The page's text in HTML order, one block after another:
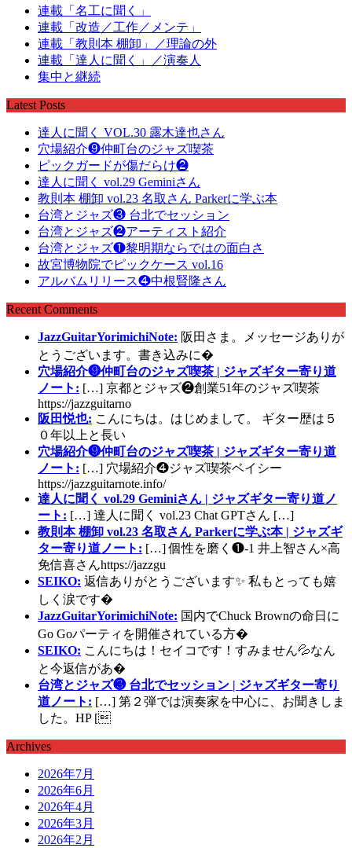
連載「名工に聞く」
連載「改造／工作／メンテ」
連載「教則本 棚卸」／理論の外
連載「達人に聞く」／演奏人
集中と継続
Latest Posts
達人に聞く VOL.30 露木達也さん
穴場紹介❾仲町台のジャズ喫茶
ピックガードが傷だらけ❷
達人に聞く vol.29 Geminiさん
教則本 棚卸 vol.23 名取さん Parkerに学ぶ本
台湾とジャズ❸ 台北でセッション
台湾とジャズ❷アーティスト紹介
台湾とジャズ❶黎明期ならではの面白さ
故宮博物院でピックケース vol.16
アルバムリリース❹中根賢隆さん
Recent Comments
JazzGuitarYorimichiNote: 阪田さま。メッセージありが
とうございます。書き込みに�
穴場紹介❾仲町台のジャズ喫茶 | ジャズギター寄り道
ノート: […] 京都とジャズ❷創業51年のジャズ喫茶
https://jazzguitarno
阪田悦也: こんにちは。はじめまして。 ギター歴は５
０年以上と長い
穴場紹介❾仲町台のジャズ喫茶 | ジャズギター寄り道
ノート: […] 穴場紹介❹ジャズ喫茶ベイシー
https://jazzguitarnote.info/
達人に聞く vol.29 Geminiさん | ジャズギター寄り道ノ
ート: […] 達人に聞く vol.23 Chat GPTさん […]
教則本 棚卸 vol.23 名取さん Parkerに学ぶ本 | ジャズギ
ター寄り道ノート: […] 個性を磨く❶-1 井上智さん×高
免信喜さんhttps://jazzgu
SEIKO: 返信ありがとうございます✨ 私もとっても嬉
しく涙です�
JazzGuitarYorimichiNote: 国内でChuck Brownの命日に
Go Goパーティを開催されている方�
SEIKO: こんにちは！セイコです！すみません💦なん
と今返信があ�
台湾とジャズ❸ 台北でセッション | ジャズギター寄り
道ノート: […] 第２弾では演奏家を中心に、お聞きしま
した。HP [
Archives
2026年7月
2026年6月
2026年4月
2026年3月
2026年2月